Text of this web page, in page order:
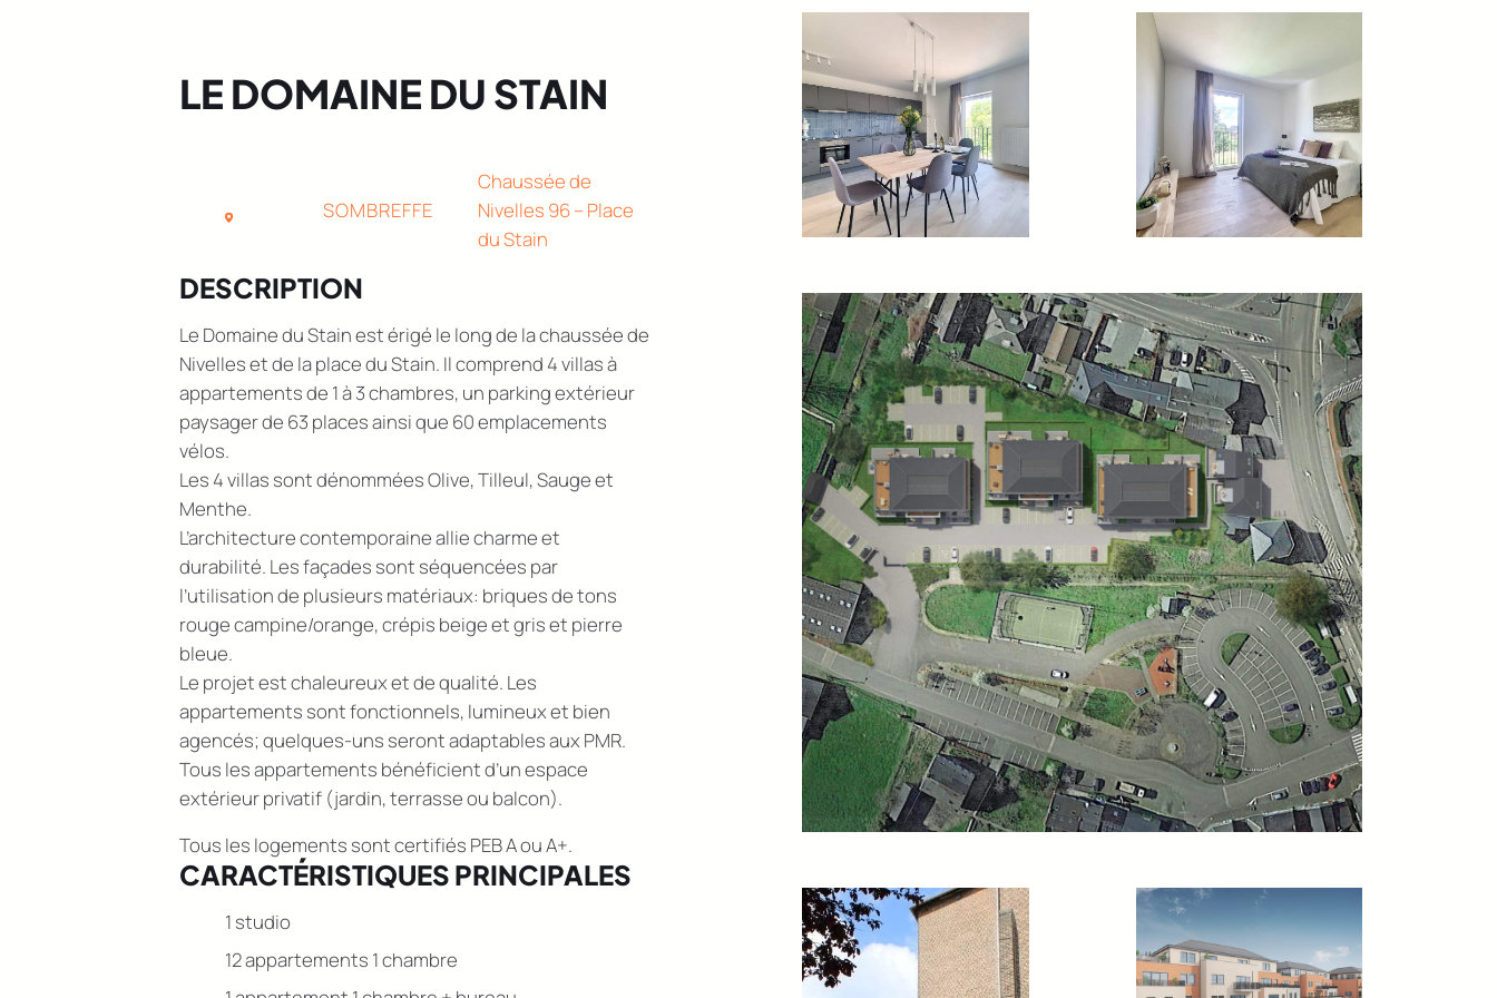
LE DOMAINE DU STAIN
SOMBREFFE
Chaussée de
Nivelles 96 – Place
du Stain
DESCRIPTION
Le Domaine du Stain est érigé le long de la chaussée de
Nivelles et de la place du Stain. Il comprend 4 villas à
appartements de 1 à 3 chambres, un parking extérieur
paysager de 63 places ainsi que 60 emplacements
vélos.
Les 4 villas sont dénommées Olive, Tilleul, Sauge et
Menthe.
L’architecture contemporaine allie charme et
durabilité. Les façades sont séquencées par
l’utilisation de plusieurs matériaux: briques de tons
rouge campine/orange, crépis beige et gris et pierre
bleue.
Le projet est chaleureux et de qualité. Les
appartements sont fonctionnels, lumineux et bien
agencés; quelques-uns seront adaptables aux PMR.
Tous les appartements bénéficient d’un espace
extérieur privatif (jardin, terrasse ou balcon).
Tous les logements sont certifiés PEB A ou A+.
CARACTÉRISTIQUES PRINCIPALES
1 studio
12 appartements 1 chambre